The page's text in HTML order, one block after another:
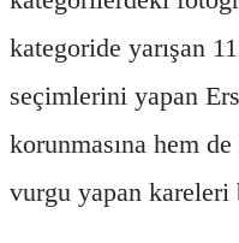
kategoride yarışan
seçimlerini yapan
korunmasına hem
vurgu yapan kareleri